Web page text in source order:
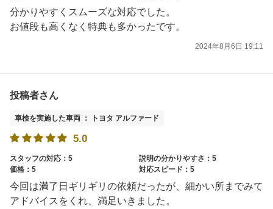
分かりやすくスムーズな対応でした。
お値段も高くなく特典も多かったです。
2024年8月6日 19:11
投稿者さん
車検を実施した車両 ： トヨタ アルファード
5.0
スタッフの対応：5
説明の分かりやすさ：5
価格：5
対応スピード：5
今回は満了日ギリギリの依頼だったが、細かい所までみて
アドバイスをくれ、満足いきました。